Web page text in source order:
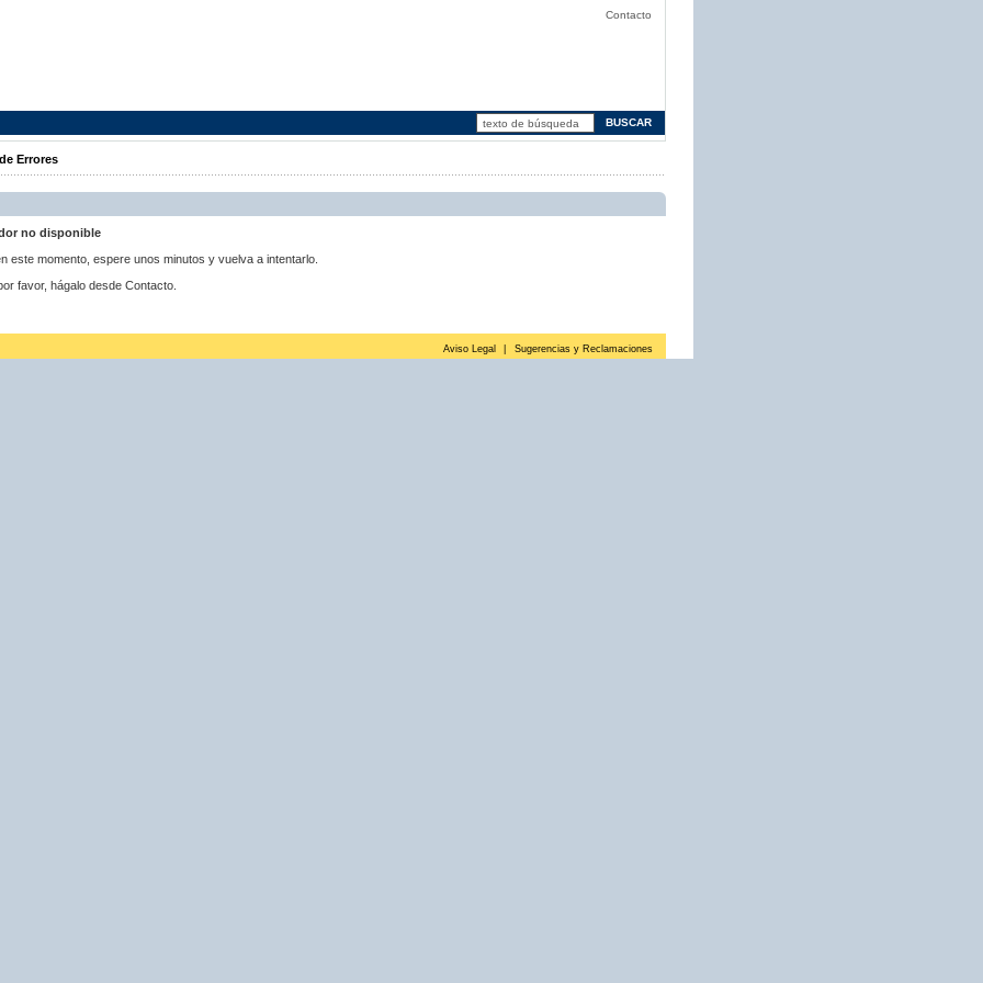
Contacto
Errores
no disponible
este momento, espere unos minutos y vuelva a intentarlo.
favor, hágalo desde Contacto.
Aviso Legal Sugerencias y Reclamaciones